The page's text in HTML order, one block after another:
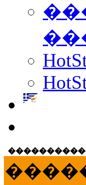
����������-